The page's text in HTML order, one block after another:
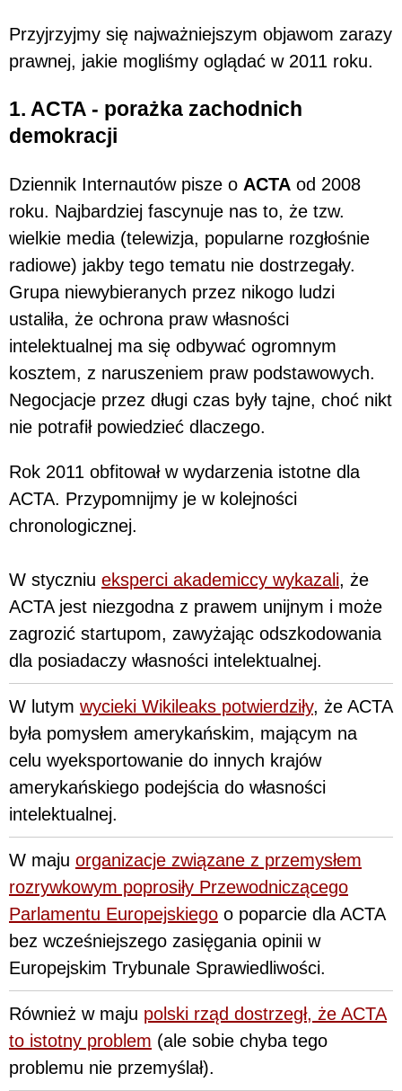
Przyjrzyjmy się najważniejszym objawom zarazy
prawnej, jakie mogliśmy oglądać w 2011 roku.
1. ACTA - porażka zachodnich
demokracji
Dziennik Internautów pisze o ACTA od 2008
roku. Najbardziej fascynuje nas to, że tzw.
wielkie media (telewizja, popularne rozgłośnie
radiowe) jakby tego tematu nie dostrzegały.
Grupa niewybieranych przez nikogo ludzi
ustaliła, że ochrona praw własności
intelektualnej ma się odbywać ogromnym
kosztem, z naruszeniem praw podstawowych.
Negocjacje przez długi czas były tajne, choć nikt
nie potrafił powiedzieć dlaczego.
Rok 2011 obfitował w wydarzenia istotne dla
ACTA. Przypomnijmy je w kolejności
chronologicznej.
W styczniu eksperci akademiccy wykazali, że
ACTA jest niezgodna z prawem unijnym i może
zagrozić startupom, zawyżając odszkodowania
dla posiadaczy własności intelektualnej.
W lutym wycieki Wikileaks potwierdziły, że ACTA
była pomysłem amerykańskim, mającym na
celu wyeksportowanie do innych krajów
amerykańskiego podejścia do własności
intelektualnej.
W maju organizacje związane z przemysłem
rozrywkowym poprosiły Przewodniczącego
Parlamentu Europejskiego o poparcie dla ACTA
bez wcześniejszego zasięgania opinii w
Europejskim Trybunale Sprawiedliwości.
Również w maju polski rząd dostrzegł, że ACTA
to istotny problem (ale sobie chyba tego
problemu nie przemyślał).